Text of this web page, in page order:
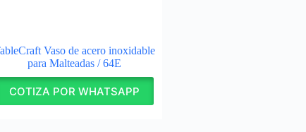
Vaso de acero inoxidable
para Malteadas / 64E
COTIZA POR WHATSAPP